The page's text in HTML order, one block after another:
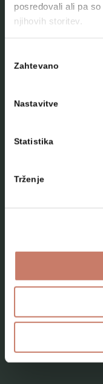
posredovali ali pa
njihovih storitev.
soglasja
Zahtevano
Nastavitve
Statistika
Trženje
Kam na izlet
Programi za
Kje smo